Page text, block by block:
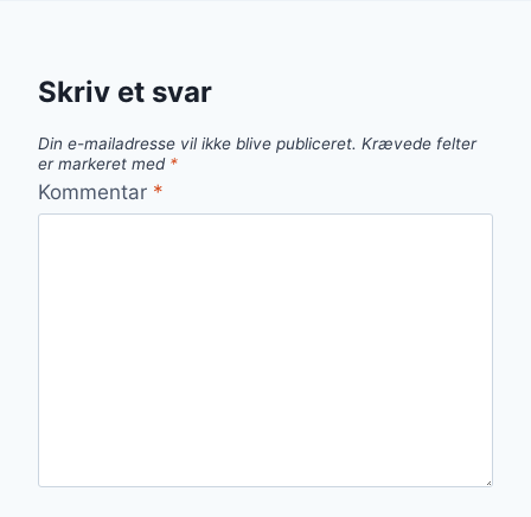
Skriv et svar
Din e-mailadresse vil ikke blive publiceret. Krævede felter
er markeret med *
Kommentar *